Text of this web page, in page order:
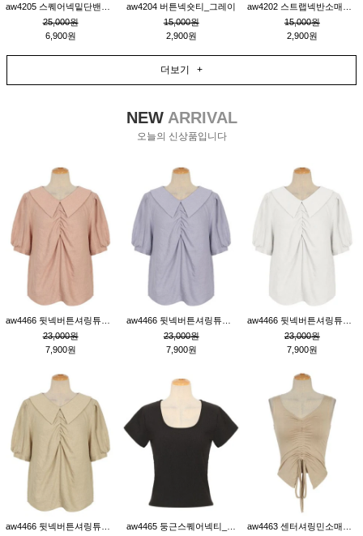
25,000원
6,900원
aw4204 버튼넥숏티_그레이
15,000원
2,900원
15,000원
2,900원
더보기 +
NEWARRIVAL
오늘의 신상품입니다
23,000원
7,900원
23,000원
7,900원
23,000원
7,900원